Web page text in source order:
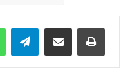
WhatsAppTelegramCompartir por correo electrónico